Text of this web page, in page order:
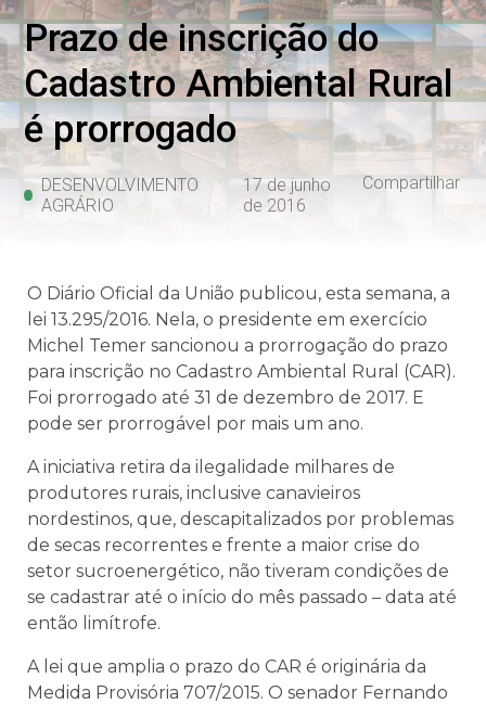
Prazo de inscrição do
Cadastro Ambiental Rural
é prorrogado
DESENVOLVIMENTO
AGRÁRIO
17 de junho
de 2016
Compartilhar
O Diário Oficial da União publicou, esta semana, a
lei 13.295/2016. Nela, o presidente em exercício
Michel Temer sancionou a prorrogação do prazo
para inscrição no Cadastro Ambiental Rural (CAR).
Foi prorrogado até 31 de dezembro de 2017. E
pode ser prorrogável por mais um ano.
A iniciativa retira da ilegalidade milhares de
produtores rurais, inclusive canavieiros
nordestinos, que, descapitalizados por problemas
de secas recorrentes e frente a maior crise do
setor sucroenergético, não tiveram condições de
se cadastrar até o início do mês passado – data até
então limítrofe.
A lei que amplia o prazo do CAR é originária da
Medida Provisória 707/2015. O senador Fernando